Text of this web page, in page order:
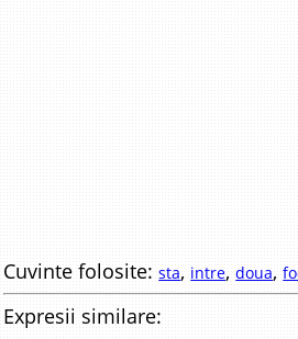
Cuvinte folosite:sta, intre,doua,
Expresii similare: